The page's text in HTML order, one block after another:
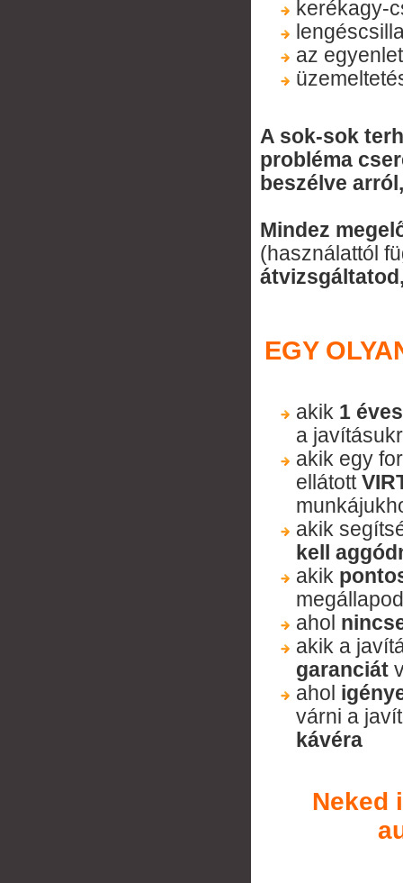
kerékagy-
az
A sok-sok
probléma
beszélve
Mindez
(használattól
EGY
akik 1
a
akik egy
ellátott
akik
kell
akik
ahol
akik a
garanciát
ahol
várni a
kávéra
Neked